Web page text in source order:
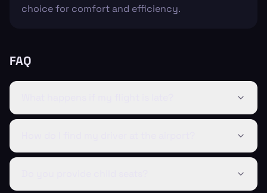
choice for comfort and efficiency.
FAQ